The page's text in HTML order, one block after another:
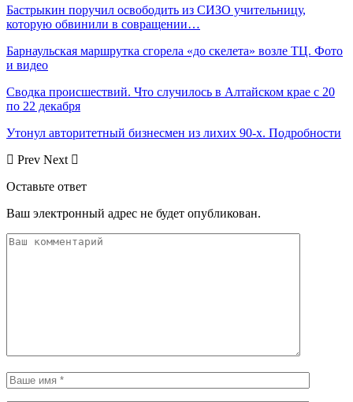
Бастрыкин поручил освободить из СИЗО учительницу,
которую обвинили в совращении…
Барнаульская маршрутка сгорела «до скелета» возле ТЦ. Фото
и видео
Сводка происшествий. Что случилось в Алтайском крае с 20
по 22 декабря
Утонул авторитетный бизнесмен из лихих 90-х. Подробности
Prev Next
Оставьте ответ
Ваш электронный адрес не будет опубликован.